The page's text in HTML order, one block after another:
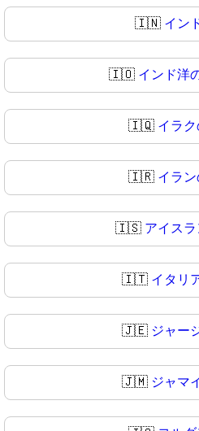
🇮🇳 イン
🇮🇴 インド洋
🇮🇶 イラ
🇮🇷 イラ
🇮🇸 アイス
🇮🇹 イタリ
🇯🇪 ジャー
🇯🇲 ジャマ